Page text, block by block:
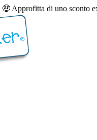
🤑 Approfitta di uno sconto